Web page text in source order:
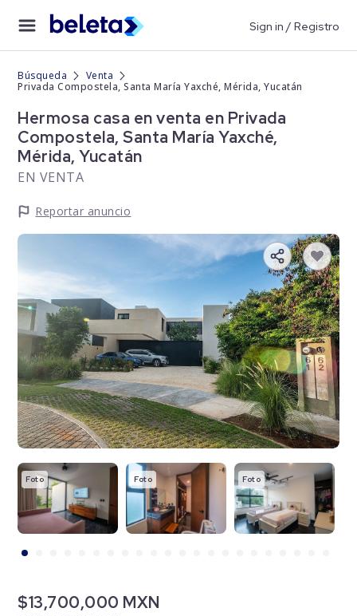
Sign in / Registro
Búsqueda
Venta
Privada Compostela, Santa María Yaxché, Mérida, Yucatán
Hermosa casa en venta en Privada
Compostela, Santa María Yaxché,
Mérida, Yucatán
EN VENTA
Reportar anuncio
Foto Foto Foto
$13,700,000 MXN